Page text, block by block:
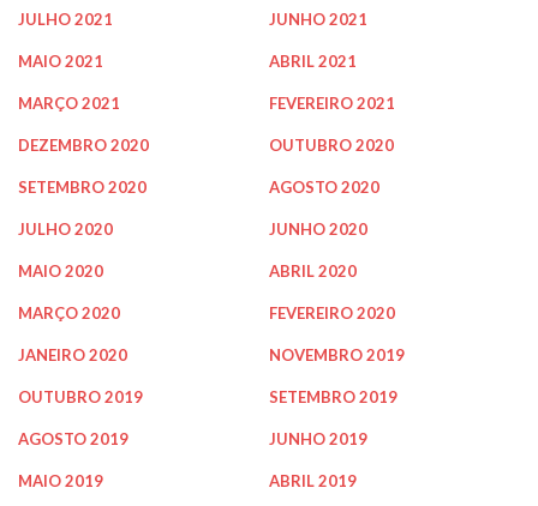
JULHO 2021 JUNHO 2021
MAIO 2021 ABRIL 2021
MARÇO 2021 FEVEREIRO 2021
DEZEMBRO 2020 OUTUBRO 2020
SETEMBRO 2020 AGOSTO 2020
JULHO 2020 JUNHO 2020
MAIO 2020 ABRIL 2020
MARÇO 2020 FEVEREIRO 2020
JANEIRO 2020 NOVEMBRO 2019
OUTUBRO 2019 SETEMBRO 2019
AGOSTO 2019 JUNHO 2019
MAIO 2019 ABRIL 2019